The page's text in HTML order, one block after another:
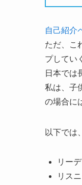
自己紹介
ただ、こ
プしてい
日本では
私は、子
の場合に
以下では
リー
リス